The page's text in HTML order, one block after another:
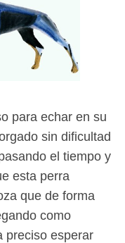
para echar en su
sin dificultad
el tiempo y
esta perra
que de forma
como
preciso esperar